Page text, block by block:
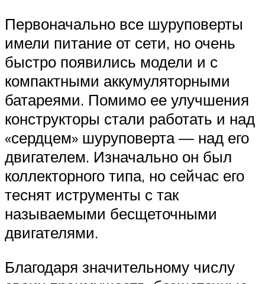
Первоначально все шуруповерты
имели питание от сети, но очень
быстро появились модели и с
компактными аккумуляторными
батареями. Помимо ее улучшения
конструкторы стали работать и над
«сердцем» шуруповерта — над его
двигателем. Изначально он был
коллекторного типа, но сейчас его
теснят иструменты с так
называемыми бесщеточными
двигателями.
Благодаря значительному числу